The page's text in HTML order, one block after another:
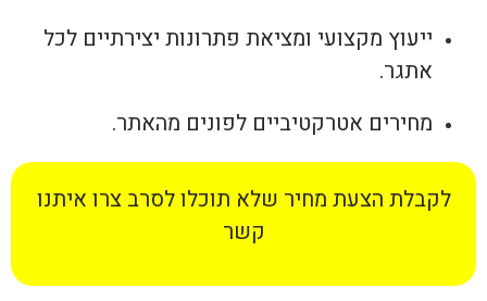
ייעוץ מקצועי ומציאת פתרונות יצירתיים לכל
אתגר.
מחירים אטרקטיביים לפונים מהאתר.
לקבלת הצעת מחיר שלא תוכלו לסרב צרו איתנו
קשר